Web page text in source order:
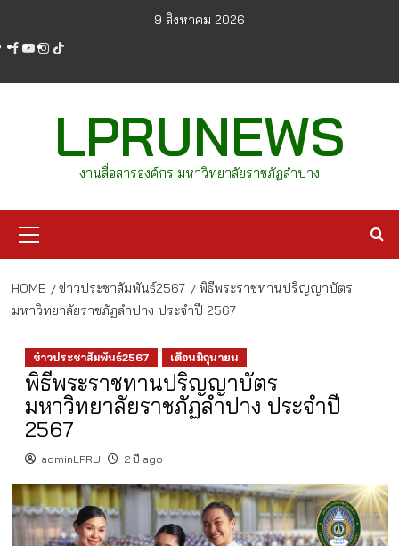
content
9 สิงหาคม 2026
facebook
youtube
instagram
tiktok
LPRUNEWS
งานสื่อสารองค์กร มหาวิทยาลัยราชภัฏลำปาง
Menu
HOME ข่าวประชาสัมพันธ์2567
พิธีพระราชทานปริญญาบัตร
มหาวิทยาลัยราชภัฏลำปาง ประจำปี 2567
ข่าวประชาสัมพันธ์2567 เดือนมิถุนายน
พิธีพระราชทานปริญญาบัตร
มหาวิทยาลัยราชภัฏลำปาง ประจำปี
2567
adminLPRU 2 ปี ago